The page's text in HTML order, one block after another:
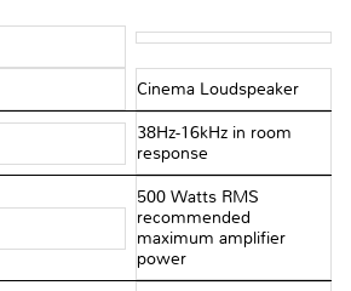
Cinema Loudspeaker
38Hz-16kHz in room
response
500 Watts RMS
recommended
maximum amplifier
power